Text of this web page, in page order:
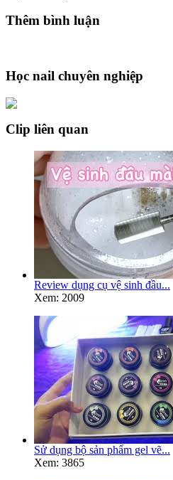
Thêm bình luận
Học nail chuyên nghiệp
Clip liên quan
Review dụng cụ vệ sinh đầu...
Xem: 2009
Sử dụng bộ sản phẩm gel vẽ...
Xem: 3865